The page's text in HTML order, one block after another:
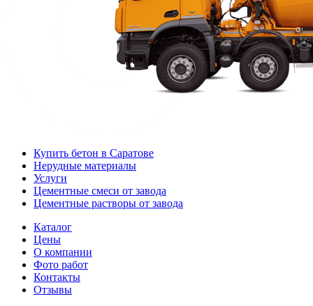
Купить бетон в Саратове
Нерудные материалы
Услуги
Цементные смеси от завода
Цементные растворы от завода
Каталог
Цены
О компании
Фото работ
Контакты
Отзывы